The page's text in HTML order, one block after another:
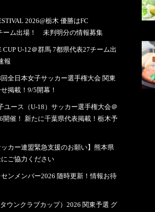
2026@栃木 優勝はFC
ーム出場！ 未判明分の情報募集
U-12＠群馬 7都県代表27チーム出
報
全日本女子サッカー選手権大会 関東
掲載！9/5開幕！
ユース（U-18）サッカー選手権大会＠
開催！ 新たに千葉県代表掲載！栃木予
ッカー連盟緊急支援のお願い】熊本県
ご協力ください
センメンバー2026 随時更新！情報お待
ウンクラブカップ）2026 関東予選 グ